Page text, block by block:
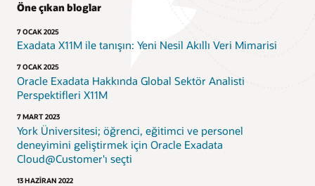
Öne çıkan bloglar
7 OCAK 2025
Exadata X11M ile tanışın: Yeni Nesil Akıllı Veri Mimarisi
7 OCAK 2025
Oracle Exadata Hakkında Global Sektör Analisti
Perspektifleri X11M
7 MART 2023
York Üniversitesi; öğrenci, eğitimci ve personel
deneyimini geliştirmek için Oracle Exadata
Cloud@Customer'ı seçti
13 HAZIRAN 2022